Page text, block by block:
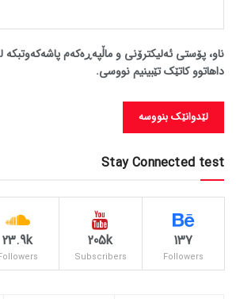
ناو، پۆستی ئەلیکترۆنی و ماڵپەڕەکەم
داهاتوو کاتێک تێبینیم نووسی.
Stay Connected test
137
Followers
205k
Subscribers
23.9k